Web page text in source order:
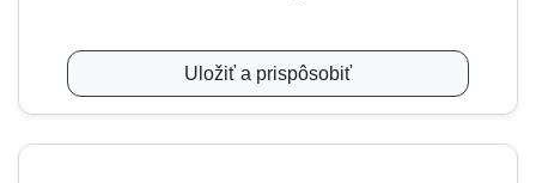
Uložiť a prispôsobiť